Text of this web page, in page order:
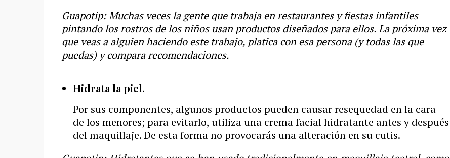
Guapotip: Muchas veces la gente que trabaja en restaurantes y fiestas infantiles
pintando los rostros de los niños usan productos diseñados para ellos. La próxima vez
que veas a alguien haciendo este trabajo, platica con esa persona (y todas las que
puedas) y compara recomendaciones.
Hidrata la piel.
Por sus componentes, algunos productos pueden causar resequedad en la cara
de los menores; para evitarlo, utiliza una crema facial hidratante antes y después
del maquillaje. De esta forma no provocarás una alteración en su cutis.